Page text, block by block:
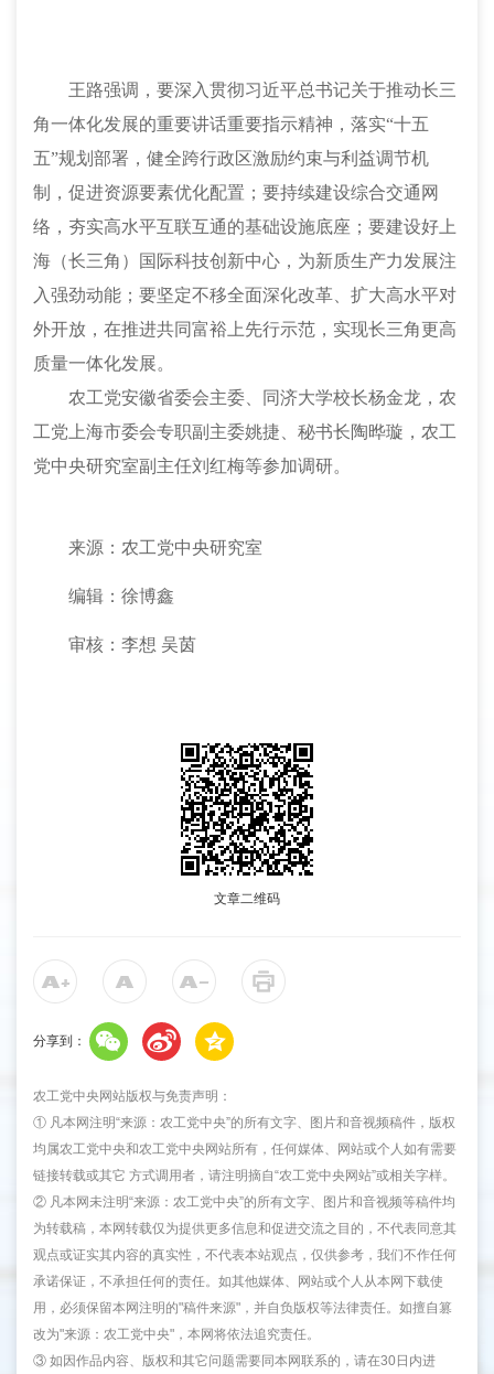
王路强调，要深入贯彻习近平总书记关于推动长三
角一体化发展的重要讲话重要指示精神，落实“十五
五”规划部署，健全跨行政区激励约束与利益调节机
制，促进资源要素优化配置；要持续建设综合交通网
络，夯实高水平互联互通的基础设施底座；要建设好上
海（长三角）国际科技创新中心，为新质生产力发展注
入强劲动能；要坚定不移全面深化改革、扩大高水平对
外开放，在推进共同富裕上先行示范，实现长三角更高
质量一体化发展。
农工党安徽省委会主委、同济大学校长杨金龙，农
工党上海市委会专职副主委姚捷、秘书长陶晔璇，农工
党中央研究室副主任刘红梅等参加调研。
来源：农工党中央研究室
编辑：徐博鑫
审核：李想 吴茵
文章二维码
分享到：
农工党中央网站版权与免责声明：
① 凡本网注明“来源：农工党中央”的所有文字、图片和音视频稿件，版权
均属农工党中央和农工党中央网站所有，任何媒体、网站或个人如有需要
链接转载或其它 方式调用者，请注明摘自“农工党中央网站”或相关字样。
② 凡本网未注明“来源：农工党中央”的所有文字、图片和音视频等稿件均
为转载稿，本网转载仅为提供更多信息和促进交流之目的，不代表同意其
观点或证实其内容的真实性，不代表本站观点，仅供参考，我们不作任何
承诺保证，不承担任何的责任。如其他媒体、网站或个人从本网下载使
用，必须保留本网注明的"稿件来源"，并自负版权等法律责任。如擅自篡
改为"来源：农工党中央"，本网将依法追究责任。
③ 如因作品内容、版权和其它问题需要同本网联系的，请在30日内进